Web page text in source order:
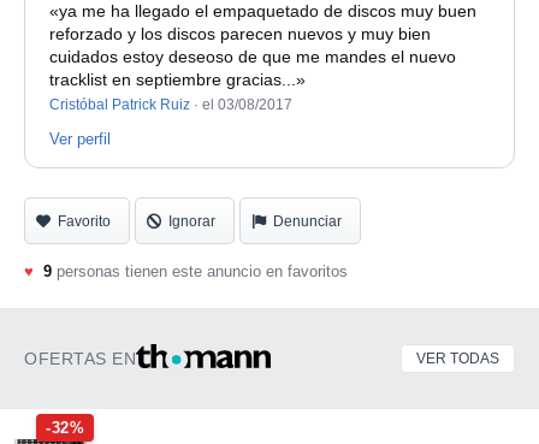
ver sin problemas. Envios a parte ya que no pesan pero
si son voluminosos
«ya me ha llegado el empaquetado de discos muy buen
reforzado y los discos parecen nuevos y muy bien
cuidados estoy deseoso de que me mandes el nuevo
tracklist en septiembre gracias...»
Cristóbal Patrick Ruiz · el 03/08/2017
Ver perfil
Favorito Ignorar Denunciar
♥ 9 personas tienen este anuncio en favoritos
OFERTAS EN VER TODAS
-32%